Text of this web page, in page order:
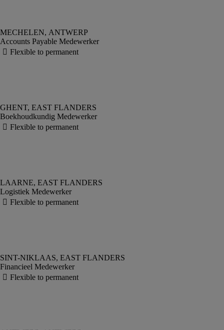
Accounts Payable Medewerker
Boekhoudkundig Medewerker
Logistiek Medewerker
Financieel Medewerker